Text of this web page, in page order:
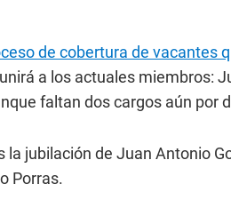
de cobertura de vacantes
a los actuales miembros:
faltan dos cargos aún por
jubilación de Juan Antonio
Porras.